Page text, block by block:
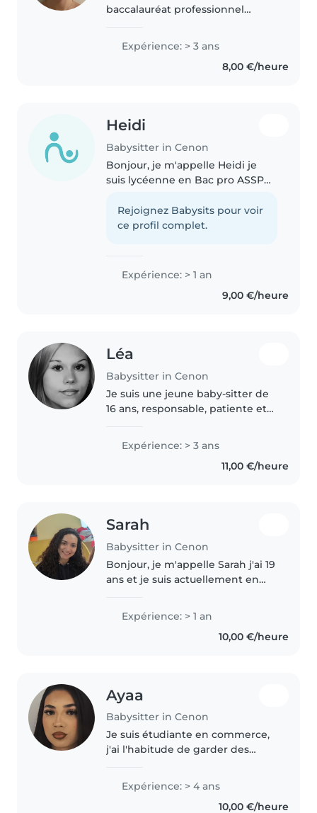
baccalauréat professionnel
des Organisations et de leurs
Activités). Sérieuse, responsable
et à l'écoute, j'aime le contact
Expérience: > 3 ans
8,00 €/heure
Heidi
Babysitter in Cenon
Bonjour, je m'appelle Heidi je
suis lycéenne en Bac pro ASSP
la personne) en 1ère. J'ai 16ans et
je cherche à faire de la garde
Rejoignez Babysits pour voir
ce profil complet.
Expérience: > 1 an
9,00 €/heure
Léa
Babysitter in Cenon
Je suis une jeune baby-sitter de
16 ans, responsable, patiente et
auprès des enfants d'âge
préscolaire et élémentaire. Je
suis formée aux premiers..
Expérience: > 3 ans
11,00 €/heure
Sarah
Babysitter in Cenon
Bonjour, je m'appelle Sarah j'ai 19
ans et je suis actuellement en
ma formation j'ai pu effectuer un
stage auprès d'enfants en..
Expérience: > 1 an
10,00 €/heure
Ayaa
Babysitter in Cenon
Je suis étudiante en commerce,
j'ai l'habitude de garder des
suis une personne très impliqué
avec les enfants
Expérience: > 4 ans
10,00 €/heure